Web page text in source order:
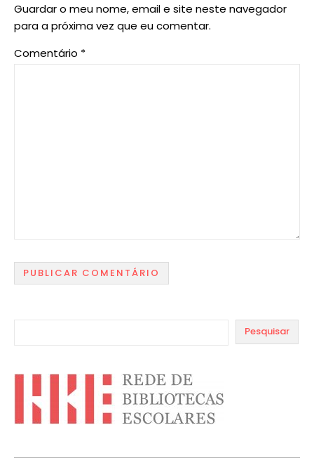
Guardar o meu nome, email e site neste navegador
para a próxima vez que eu comentar.
Comentário *
Pesquisar